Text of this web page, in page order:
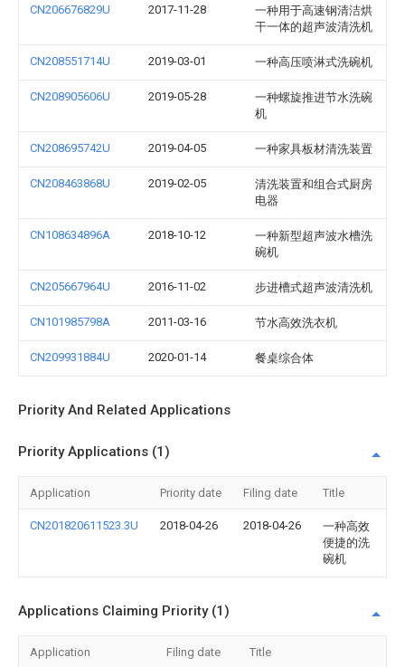
CN206676829U 2017-11-28
一种用于高速钢清洁烘
干一体的超声波清洗机
CN208551714U 2019-03-01 一种高压喷淋式洗碗机
CN208905606U 2019-05-28
一种螺旋推进节水洗碗
机
CN208695742U 2019-04-05 一种家具板材清洗装置
CN208463868U 2019-02-05
清洗装置和组合式厨房
电器
CN108634896A 2018-10-12
一种新型超声波水槽洗
碗机
CN205667964U 2016-11-02 步进槽式超声波清洗机
CN101985798A 2011-03-16 节水高效洗衣机
CN209931884U 2020-01-14 餐桌综合体
Priority And Related Applications
Priority Applications (1)
Application Priority date Filing date Title
CN201820611523.3U 2018-04-26 2018-04-26
一种高效
便捷的洗
碗机
Applications Claiming Priority (1)
Application Filing date Title